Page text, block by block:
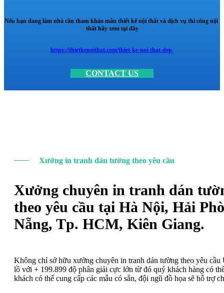
Nếu bạn đang làm nhà cần tham khảo mẫu thiết kế nội thất và dịch vụ thi công nội
thất hãy xem tại đây
https://thietkenoithat.com/thiet-ke-noi-that-dep
CONTACT US
Xưởng in tranh dán tường theo yêu cầu
Xưởng chuyên in tranh dán
theo yêu cầu tại Hà Nội, Hải
Nẵng, Tp. HCM, Kiên Giang.
Không chỉ sở hữu xưởng chuyên in tranh dán tường theo yêu
lồ với + 199.899 độ phân giải cực lớn từ đó quý khách hàng có
khách có thể cung cấp các mẫu có sẵn, đội ngũ đồ họa sẽ hỗ trợ